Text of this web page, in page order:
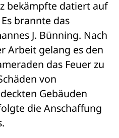
bekämpfte datiert auf
brannte das
J. Bünning. Nach
Arbeit gelang es den
das Feuer zu
von
Gebäuden
die Anschaffung